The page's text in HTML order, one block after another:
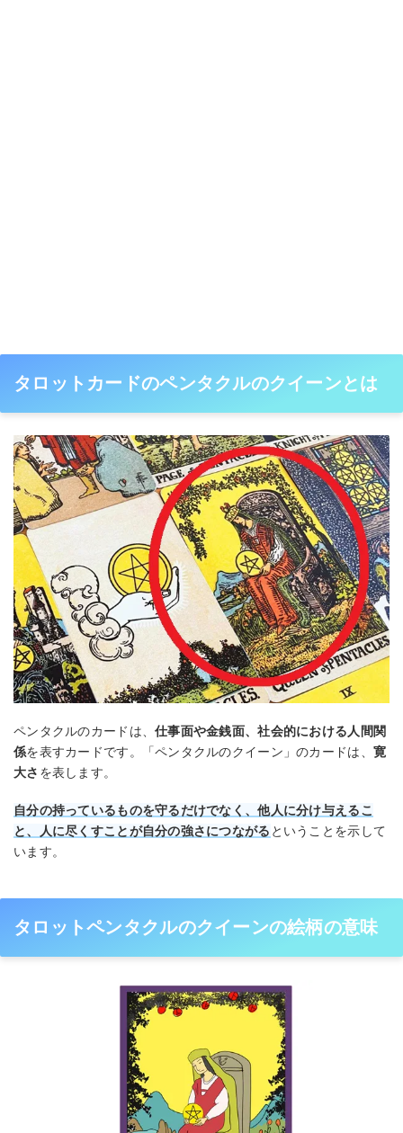
タロットカードのペンタクルのクイーンとは
ペンタクルのカードは、仕事面や金銭面、社会的における人間関
係を表すカードです。「ペンタクルのクイーン」のカードは、 寛
大さ を表します。
自分の持っているものを守るだけでなく、他人に分け与えるこ
と、人に尽くすことが自分の強さにつながる ということを示して
います。
タロットペンタクルのクイーンの絵柄の意味